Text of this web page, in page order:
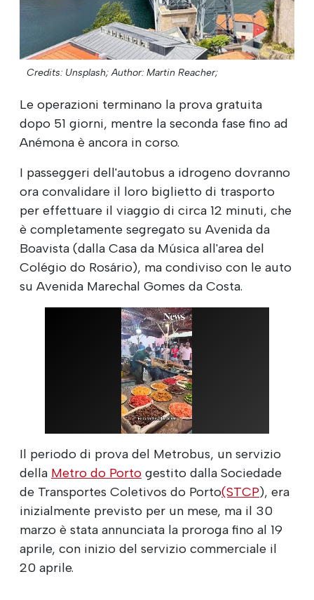
Credits: Unsplash; Author: Martin Reacher;
Le operazioni terminano la prova gratuita
dopo 51 giorni, mentre la seconda fase fino ad
Anémona è ancora in corso.
I passeggeri dell'autobus a idrogeno dovranno
ora convalidare il loro biglietto di trasporto
per effettuare il viaggio di circa 12 minuti, che
è completamente segregato su Avenida da
Boavista (dalla Casa da Música all'area del
Colégio do Rosário), ma condiviso con le auto
su Avenida Marechal Gomes da Costa.
Il periodo di prova del Metrobus, un servizio
della Metro do Porto gestito dalla Sociedade
de Transportes Coletivos do Porto(STCP), era
inizialmente previsto per un mese, ma il 30
marzo è stata annunciata la proroga fino al 19
aprile, con inizio del servizio commerciale il
20 aprile.